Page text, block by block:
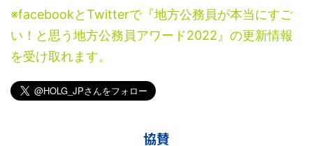
※facebookとTwitterで『地方公務員が本当にすご
い！と思う地方公務員アワード2022』の更新情報
を受け取れます。
協賛